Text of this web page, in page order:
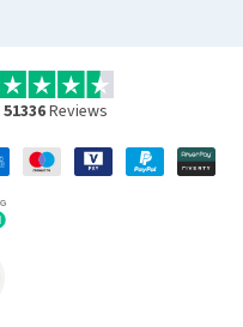
51336Reviews